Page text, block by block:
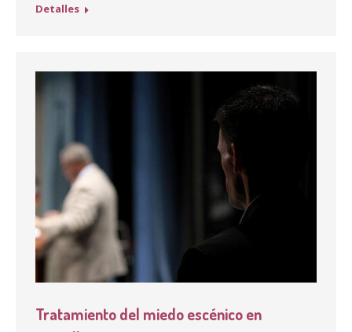
Detalles
Tratamiento del miedo escénico en